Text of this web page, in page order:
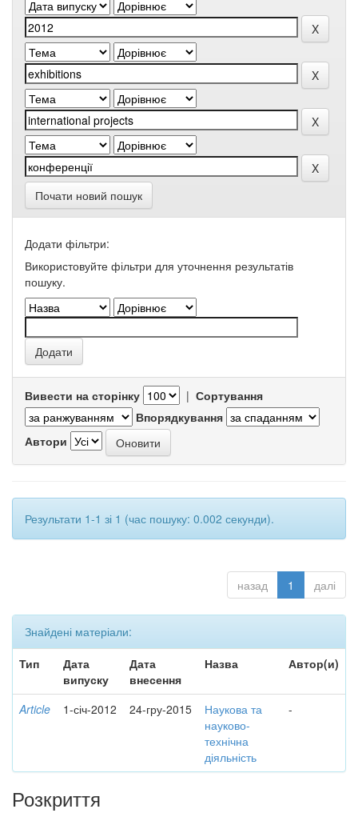
Почати новий пошук
Додати фільтри:
Використовуйте фільтри для уточнення результатів
пошуку.
Вивести на сторінку | Сортування
Впорядкування
Автори
Результати 1-1 зі 1 (час пошуку: 0.002 секунди).
назад 1 далі
Знайдені матеріали:
Тип
Дата
випуску
Дата
внесення
Назва Автор(и)
Article 1-січ-2012 24-гру-2015
Наукова та
науково-
технічна
діяльність
-
Розкриття